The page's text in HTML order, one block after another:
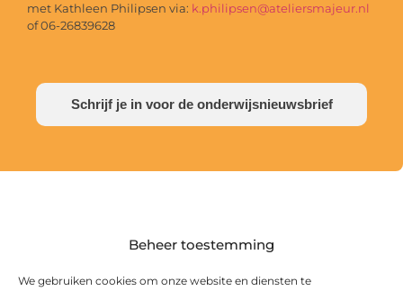
Beheer toestemming
We gebruiken cookies om onze website en diensten te
met Kathleen Philipsen via: k.philipsen@ateliersmajeur.nl
of 06-26839628
Schrijf je in voor de onderwijsnieuwsbrief